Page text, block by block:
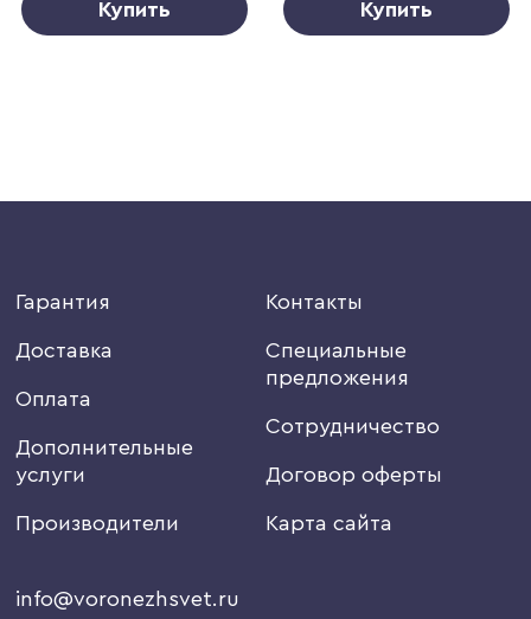
Купить Купить
Гарантия
Доставка
Оплата
Дополнительные
услуги
Производители
Контакты
Специальные
предложения
Сотрудничество
Договор оферты
Карта сайта
info@voronezhsvet.ru